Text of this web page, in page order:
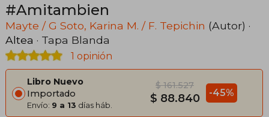
#Amitambien
Mayte / G Soto, Karina M. / F. Tepichin (Autor) ·
Altea · Tapa Blanda
1 opinión
Libro Nuevo
Importado
Envío: 9 a 13 días háb.
$ 161.527
$ 88.840 -45%